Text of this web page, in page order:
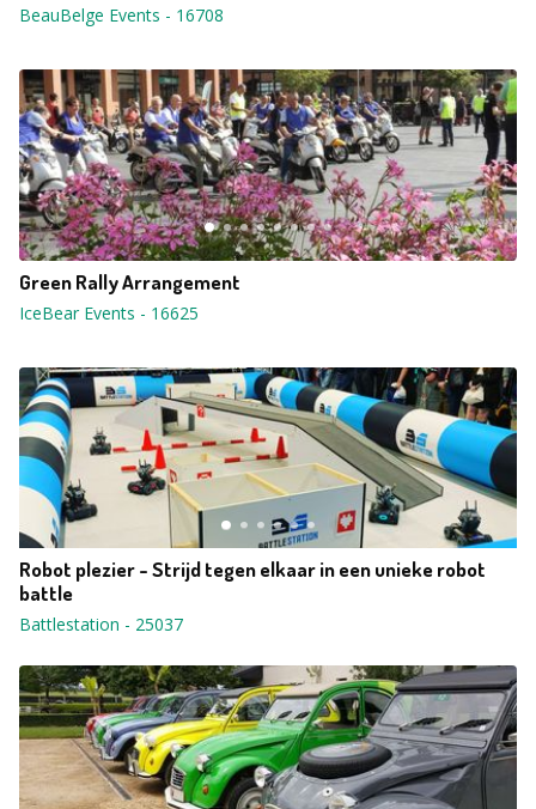
BeauBelge Events - 16708
Green Rally Arrangement
IceBear Events - 16625
Robot plezier - Strijd tegen elkaar in een unieke robot
battle
Battlestation - 25037